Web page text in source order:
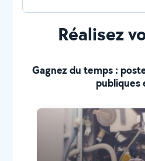
Réalisez
Gagnez du temps :
publiques